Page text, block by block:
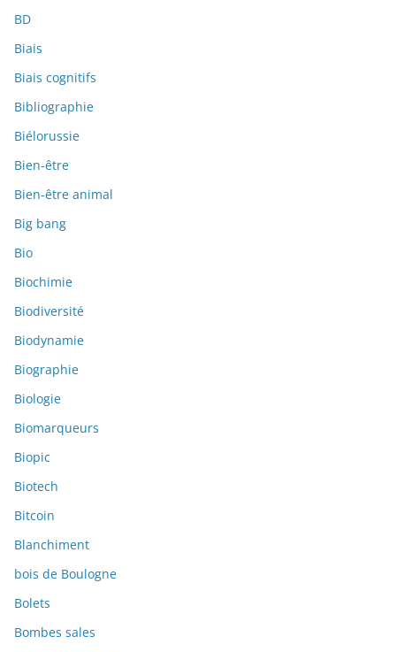
BD
Biais
Biais cognitifs
Bibliographie
Biélorussie
Bien-être
Bien-être animal
Big bang
Bio
Biochimie
Biodiversité
Biodynamie
Biographie
Biologie
Biomarqueurs
Biopic
Biotech
Bitcoin
Blanchiment
bois de Boulogne
Bolets
Bombes sales